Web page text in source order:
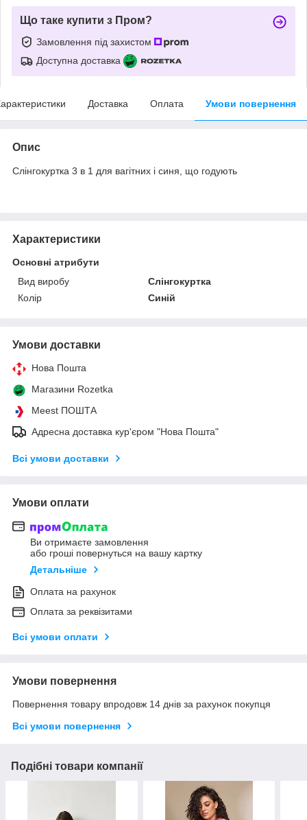
Що таке купити з Пром?
Замовлення під захистом
Доступна доставка
Доставка Оплата Умови повернення
Опис
Слінгокуртка 3 в 1 для вагітних і синя, що годують
Характеристики
Основні атрибути
Вид виробу
Слінгокуртка
Колір
Синій
Умови доставки
Нова Пошта
Магазини Rozetka
Meest ПОШТА
Адресна доставка кур'єром "Нова Пошта"
Всі умови доставки
Умови оплати
Ви отримаєте замовлення
або гроші повернуться на вашу картку
Детальніше
Оплата на рахунок
Оплата за реквізитами
Всі умови оплати
Умови повернення
Повернення товару впродовж 14 днів за рахунок покупця
Всі умови повернення
Подібні товари компанії